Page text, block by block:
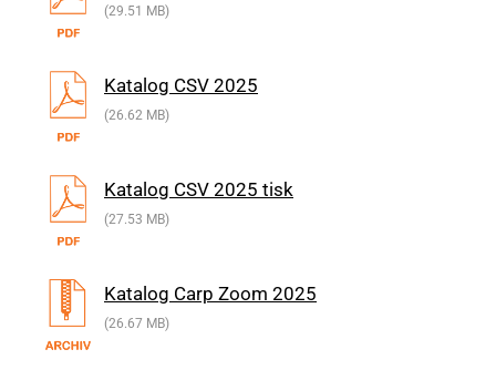
(29.51 MB)
Katalog CSV 2025
(26.62 MB)
Katalog CSV 2025 tisk
(27.53 MB)
Katalog Carp Zoom 2025
(26.67 MB)